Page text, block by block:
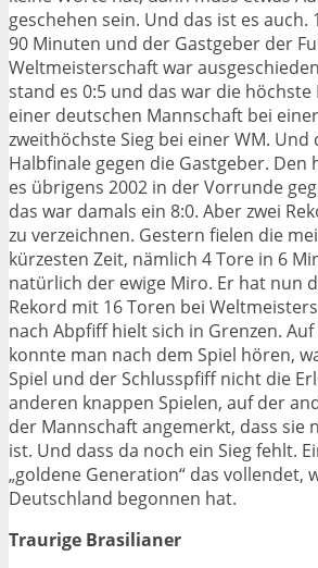
geschehen sein. Und das ist es auch.
90 Minuten und der Gastgeber der
Weltmeisterschaft war
stand es 0:5 und das war die
einer deutschen Mannschaft bei
zweithöchste Sieg bei einer WM. Und
Halbfinale gegen die Gastgeber. Den
es übrigens 2002 in der Vorrunde
das war damals ein 8:0. Aber zwei
zu verzeichnen. Gestern fielen die
kürzesten Zeit, nämlich 4 Tore in 6
natürlich der ewige Miro. Er hat nun
Rekord mit 16 Toren bei
nach Abpfiff hielt sich in Grenzen.
konnte man nach dem Spiel hören,
Spiel und der Schlusspfiff nicht die
anderen knappen Spielen, auf der
der Mannschaft angemerkt, dass sie
ist. Und dass da noch ein Sieg fehlt.
„goldene Generation“ das vollendet,
Deutschland begonnen hat.
Traurige Brasilianer